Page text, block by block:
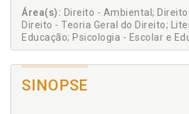
Área(s): Direito - Ambiental;
Direito - Teoria Geral do Direito;
Educação; Psicologia - Escolar e
SINOPSE